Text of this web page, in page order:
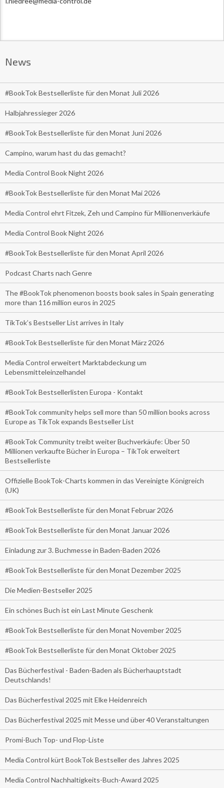
News
#BookTok Bestsellerliste für den Monat Juli 2026
Halbjahressieger 2026
#BookTok Bestsellerliste für den Monat Juni 2026
Campino, warum hast du das gemacht?
Media Control Book Night 2026
#BookTok Bestsellerliste für den Monat Mai 2026
Media Control ehrt Fitzek, Zeh und Campino für Millionenverkäufe
Media Control Book Night 2026
#BookTok Bestsellerliste für den Monat April 2026
Podcast Charts nach Genre
The #BookTok phenomenon boosts book sales in Spain generating
more than 116 million euros in 2025
TikTok’s Bestseller List arrives in Italy
#BookTok Bestsellerliste für den Monat März 2026
Media Control erweitert Marktabdeckung um
Lebensmitteleinzelhandel
#BookTok Bestsellerlisten Europa - Kontakt
#BookTok community helps sell more than 50 million books across
Europe as TikTok expands Bestseller List
#BookTok Community treibt weiter Buchverkäufe: Über 50
Millionen verkaufte Bücher in Europa – TikTok erweitert
Bestsellerliste
Offizielle BookTok-Charts kommen in das Vereinigte Königreich
(UK)
#BookTok Bestsellerliste für den Monat Februar 2026
#BookTok Bestsellerliste für den Monat Januar 2026
Einladung zur 3. Buchmesse in Baden-Baden 2026
#BookTok Bestsellerliste für den Monat Dezember 2025
Die Medien-Bestseller 2025
Ein schönes Buch ist ein Last Minute Geschenk
#BookTok Bestsellerliste für den Monat November 2025
#BookTok Bestsellerliste für den Monat Oktober 2025
Das Bücherfestival - Baden-Baden als Bücherhauptstadt
Deutschlands!
Das Bücherfestival 2025 mit Elke Heidenreich
Das Bücherfestival 2025 mit Messe und über 40 Veranstaltungen
Promi-Buch Top- und Flop-Liste
Media Control kürt BookTok Bestseller des Jahres 2025
Media Control Nachhaltigkeits-Buch-Award 2025